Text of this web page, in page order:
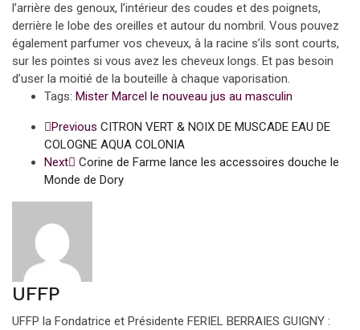
l’arrière des genoux, l’intérieur des coudes et des poignets,
derrière le lobe des oreilles et autour du nombril. Vous pouvez
également parfumer vos cheveux, à la racine s’ils sont courts,
sur les pointes si vous avez les cheveux longs. Et pas besoin
d’user la moitié de la bouteille à chaque vaporisation.
Tags: Mister Marcel le nouveau jus au masculin
Previous CITRON VERT & NOIX DE MUSCADE EAU DE
COLOGNE AQUA COLONIA
Next
Corine de Farme lance les accessoires douche le
Monde de Dory
UFFP
UFFP la Fondatrice et Présidente FERIEL BERRAIES GUIGNY :